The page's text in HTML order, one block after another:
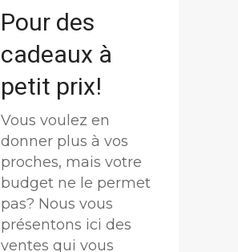
Pour des
cadeaux à
petit prix!
Vous voulez en
donner plus à vos
proches, mais votre
budget ne le permet
pas? Nous vous
présentons ici des
ventes qui vous